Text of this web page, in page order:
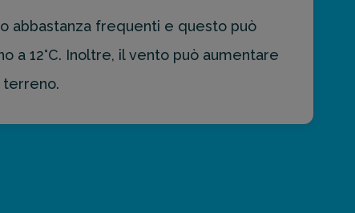
abbastanza frequenti e questo può
a 12°C. Inoltre, il vento può aumentare
terreno.